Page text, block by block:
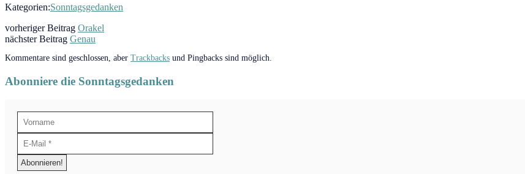
Kategorien:Sonntagsgedanken
vorheriger Beitrag Orakel
nächster Beitrag Genau
Kommentare sind geschlossen, aber Trackbacks und Pingbacks sind möglich.
Abonniere die Sonntagsgedanken